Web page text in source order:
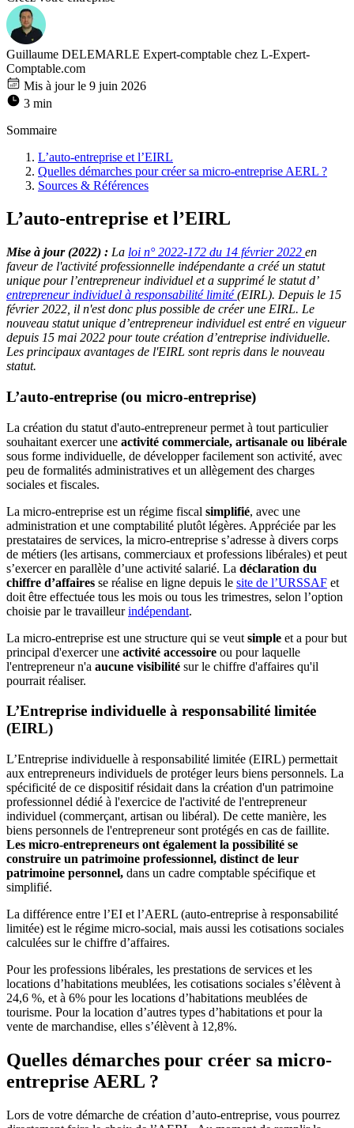
Guillaume DELEMARLE Expert-comptable chez L-Expert-
Comptable.com
Mis à jour le 9 juin 2026
3 min
Sommaire
L’auto-entreprise et l’EIRL
Quelles démarches pour créer sa micro-entreprise AERL ?
Sources & Références
L’auto-entreprise et l’EIRL
Mise à jour (2022) : La loi n° 2022-172 du 14 février 2022 en
faveur de l'activité professionnelle indépendante a créé un statut
unique pour l’entrepreneur individuel et a supprimé le statut d’
entrepreneur individuel à responsabilité limité (EIRL). Depuis le 15
février 2022, il n'est donc plus possible de créer une EIRL. Le
nouveau statut unique d’entrepreneur individuel est entré en vigueur
depuis 15 mai 2022 pour toute création d’entreprise individuelle.
Les principaux avantages de l'EIRL sont repris dans le nouveau
statut.
L’auto-entreprise (ou micro-entreprise)
La création du statut d'auto-entrepreneur permet à tout particulier
souhaitant exercer une activité commerciale, artisanale ou libérale
sous forme individuelle, de développer facilement son activité, avec
peu de formalités administratives et un allègement des charges
sociales et fiscales.
La micro-entreprise est un régime fiscal simplifié, avec une
administration et une comptabilité plutôt légères. Appréciée par les
prestataires de services, la micro-entreprise s’adresse à divers corps
de métiers (les artisans, commerciaux et professions libérales) et peut
s’exercer en parallèle d’une activité salarié. La déclaration du
chiffre d’affaires se réalise en ligne depuis le site de l’URSSAF et
doit être effectuée tous les mois ou tous les trimestres, selon l’option
choisie par le travailleurindépendant.
La micro-entreprise est une structure qui se veut simple et a pour but
principal d'exercer une activité accessoire ou pour laquelle
l'entrepreneur n'a aucune visibilité sur le chiffre d'affaires qu'il
pourrait réaliser.
L’Entreprise individuelle à responsabilité limitée
(EIRL)
L’Entreprise individuelle à responsabilité limitée (EIRL) permettait
aux entrepreneurs individuels de protéger leurs biens personnels. La
spécificité de ce dispositif résidait dans la création d'un patrimoine
professionnel dédié à l'exercice de l'activité de l'entrepreneur
individuel (commerçant, artisan ou libéral). De cette manière, les
biens personnels de l'entrepreneur sont protégés en cas de faillite.
Les micro-entrepreneurs ont également la possibilité se
construire un patrimoine professionnel, distinct de leur
patrimoine personnel, dans un cadre comptable spécifique et
simplifié.
La différence entre l’EI et l’AERL (auto-entreprise à responsabilité
limitée) est le régime micro-social, mais aussi les cotisations sociales
calculées sur le chiffre d’affaires.
Pour les professions libérales, les prestations de services et les
locations d’habitations meublées, les cotisations sociales s’élèvent à
24,6 %, et à 6% pour les locations d’habitations meublées de
tourisme. Pour la location d’autres types d’habitations et pour la
vente de marchandise, elles s’élèvent à 12,8%.
Quelles démarches pour créer sa micro-
entreprise AERL ?
Lors de votre démarche de création d’auto-entreprise, vous pourrez